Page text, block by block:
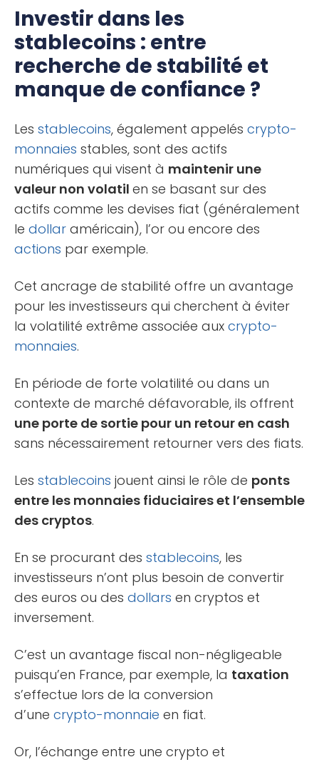
Investir dans les
stablecoins : entre
recherche de stabilité et
manque de confiance ?
Les stablecoins, également appelés crypto-
monnaies stables, sont des actifs
numériques qui visent à maintenir une
valeur non volatil en se basant sur des
actifs comme les devises fiat (généralement
le dollar américain), l’or ou encore des
actions par exemple.
Cet ancrage de stabilité offre un avantage
pour les investisseurs qui cherchent à éviter
la volatilité extrême associée aux crypto-
monnaies.
En période de forte volatilité ou dans un
contexte de marché défavorable, ils offrent
une porte de sortie pour un retour en cash
sans nécessairement retourner vers des fiats.
Les stablecoins jouent ainsi le rôle de ponts
entre les monnaies fiduciaires et l’ensemble
des cryptos.
En se procurant des stablecoins, les
investisseurs n’ont plus besoin de convertir
des euros ou des dollars en cryptos et
inversement.
C’est un avantage fiscal non-négligeable
puisqu’en France, par exemple, la taxation
s’effectue lors de la conversion
d’une crypto-monnaie en fiat.
Or, l’échange entre une crypto et